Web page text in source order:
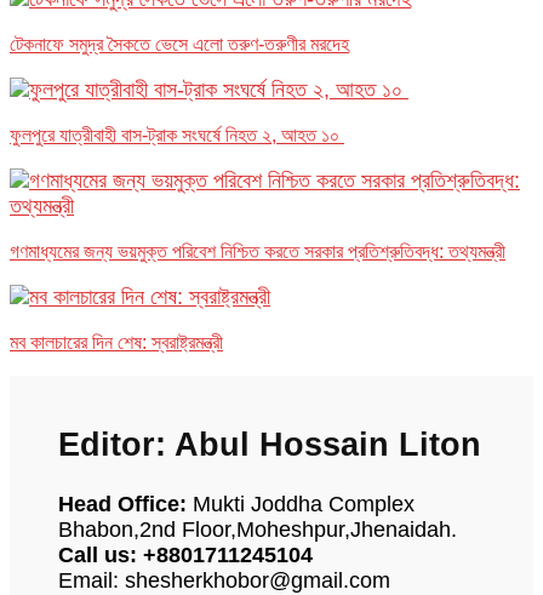
টেকনাফে সমুদ্র সৈকতে ভেসে এলো তরুণ-তরুণীর মরদেহ
ফুলপুরে যাত্রীবাহী বাস-ট্রাক সংঘর্ষে নিহত ২, আহত ১০
গণমাধ্যমের জন্য ভয়মুক্ত পরিবেশ নিশ্চিত করতে সরকার প্রতিশ্রুতিবদ্ধ: তথ্যমন্ত্রী
মব কালচারের দিন শেষ: স্বরাষ্ট্রমন্ত্রী
Editor: Abul Hossain Liton
Head Office: Mukti Joddha Complex
Bhabon,2nd Floor,Moheshpur,Jhenaidah.
Call us: +8801711245104
Email: shesherkhobor@gmail.com